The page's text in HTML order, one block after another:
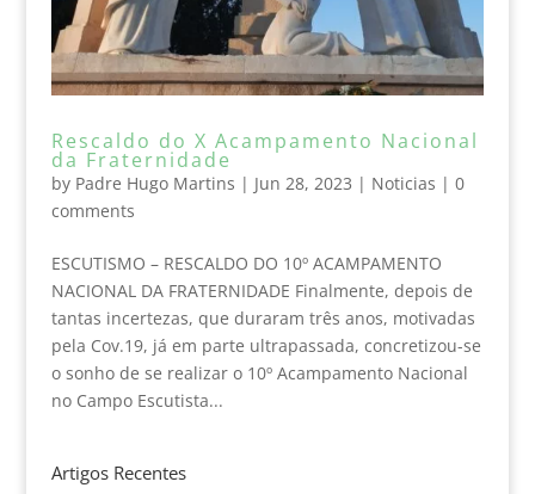
Rescaldo do X Acampamento Nacional
da Fraternidade
by Padre Hugo Martins | Jun 28, 2023 | Noticias | 0
comments
ESCUTISMO – RESCALDO DO 10º ACAMPAMENTO
NACIONAL DA FRATERNIDADE Finalmente, depois de
tantas incertezas, que duraram três anos, motivadas
pela Cov.19, já em parte ultrapassada, concretizou-se
o sonho de se realizar o 10º Acampamento Nacional
no Campo Escutista...
Artigos Recentes